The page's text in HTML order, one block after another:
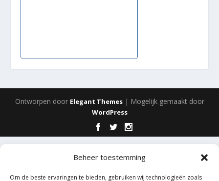
Beheer toestemming
Om de beste ervaringen te bieden, gebruiken wij technologieën zoals
Ontworpen door Elegant Themes| Mogelijk gemaakt door
WordPress